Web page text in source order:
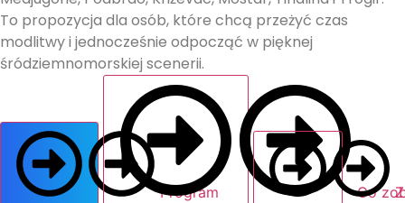
To propozycja dla osób, które chcą przeżyć czas
modlitwy i jednocześnie odpocząć w pięknej
śródziemnomorskiej scenerii.
Program Co